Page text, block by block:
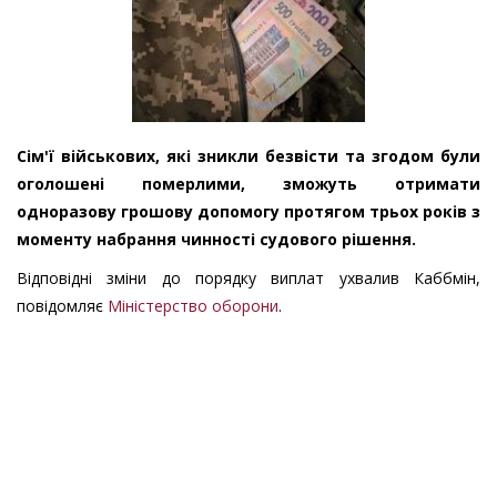
Сім'ї військових, які зникли безвісти та згодом були
оголошені померлими, зможуть отримати
одноразову грошову допомогу протягом трьох років з
моменту набрання чинності судового рішення.
Відповідні зміни до порядку виплат ухвалив Каббмін,
повідомляє Міністерство оборони.